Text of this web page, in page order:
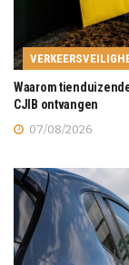
Waarom
CJIB ontvangen
07/08/2026